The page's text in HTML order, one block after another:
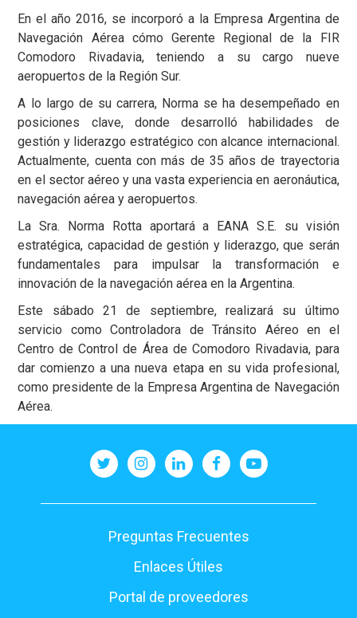
En el año 2016, se incorporó a la Empresa Argentina de
Navegación Aérea cómo Gerente Regional de la FIR
Comodoro Rivadavia, teniendo a su cargo nueve
aeropuertos de la Región Sur.
A lo largo de su carrera, Norma se ha desempeñado en
posiciones clave, donde desarrolló habilidades de
gestión y liderazgo estratégico con alcance internacional.
Actualmente, cuenta con más de 35 años de trayectoria
en el sector aéreo y una vasta experiencia en aeronáutica,
navegación aérea y aeropuertos.
La Sra. Norma Rotta aportará a EANA S.E. su visión
estratégica, capacidad de gestión y liderazgo, que serán
fundamentales para impulsar la transformación e
innovación de la navegación aérea en la Argentina.
Este sábado 21 de septiembre, realizará su último
servicio como Controladora de Tránsito Aéreo en el
Centro de Control de Área de Comodoro Rivadavia, para
dar comienzo a una nueva etapa en su vida profesional,
como presidente de la Empresa Argentina de Navegación
Aérea.
Pie
Preguntas Frecuentes
Enlaces Útiles
Portal de proveedores